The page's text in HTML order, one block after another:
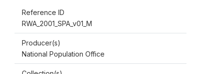
Reference ID
RWA_2001_SPA_v01_M
Producer(s)
National Population Office